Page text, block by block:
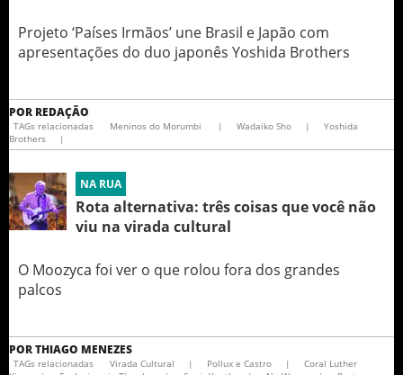
Projeto ‘Países Irmãos’ une Brasil e Japão com
apresentações do duo japonês Yoshida Brothers
POR REDAÇÃO
TAGs relacionadas Meninos do Morumbi | Wadaiko Sho |
Yoshida
Brothers
|
NA RUA
Rota alternativa: três coisas que você não
viu na virada cultural
O Moozyca foi ver o que rolou fora dos grandes
palcos
PORTHIAGO MENEZES
TAGs relacionadas Virada Cultural | Pollux e Castro |
Coral Luther